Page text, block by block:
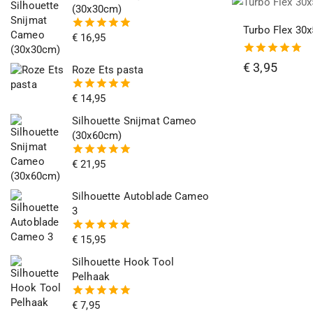
Turbo Flex
4.75
van de 5
€3,95
(30x30cm)
5.00van
€ 16,95
Roze Ets pasta
5.00van
€ 14,95
Silhouette Snijmat Cameo
(30x60cm)
5.00van
€ 21,95
Silhouette Autoblade Cameo
3
5.00van
€ 15,95
Silhouette Hook Tool
Pelhaak
5.00van
€ 7,95